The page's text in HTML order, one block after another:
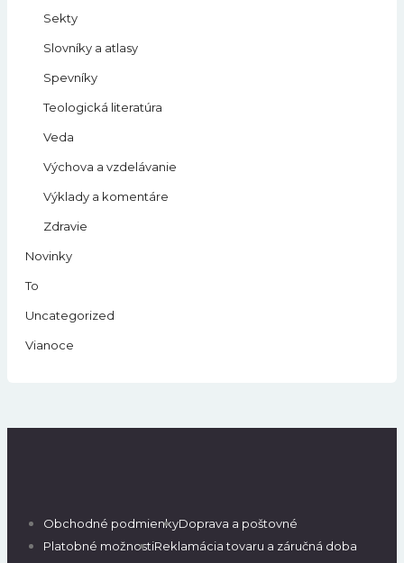
Sekty
Slovníky a atlasy
Spevníky
Teologická literatúra
Veda
Výchova a vzdelávanie
Výklady a komentáre
Zdravie
Novinky
To
Uncategorized
Vianoce
Obchodné podmienkyDoprava a poštovné
Platobné možnostiReklamácia tovaru a záručná doba